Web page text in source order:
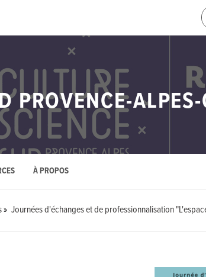
PROVENCE-
À PROPOS
Journées d'échanges et de professionnalisation